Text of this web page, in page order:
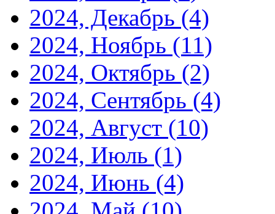
2024, Декабрь (4)
2024, Ноябрь (11)
2024, Октябрь (2)
2024, Сентябрь (4)
2024, Август (10)
2024, Июль (1)
2024, Июнь (4)